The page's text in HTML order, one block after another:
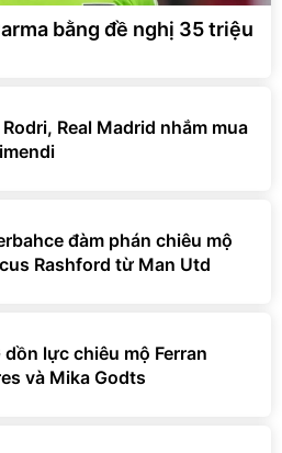
bằng đề nghị 35 triệu
Real Madrid nhắm mua
đàm phán chiêu mộ
Rashford từ Man Utd
dồn lực chiêu mộ Ferran
và Mika Godts